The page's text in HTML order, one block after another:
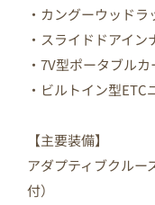
・カングーウッド
・スライドドアイ
・7V型ポータブル
・ビルトイン型ETC
【主要装備】
アダプティブクル
付）